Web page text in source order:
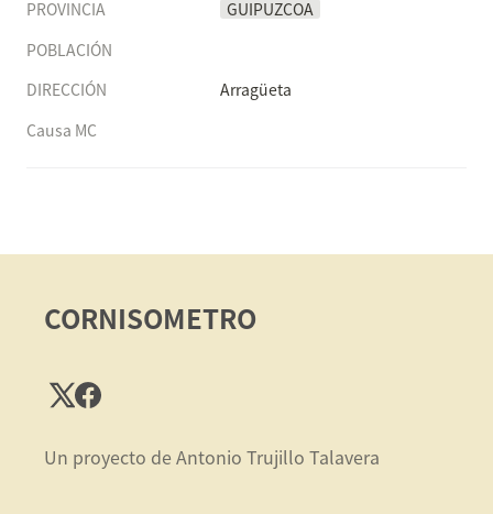
PROVINCIA
GUIPUZCOA
POBLACIÓN
DIRECCIÓN
Arragüeta
Causa MC
CORNISOMETRO
Un proyecto de Antonio Trujillo Talavera